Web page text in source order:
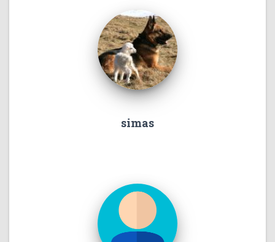
simas